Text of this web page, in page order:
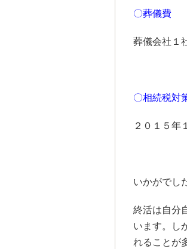
〇葬儀費
葬儀会社１
〇相続税対
２０１５年
いかがでし
終活は自分
います。し
れることが